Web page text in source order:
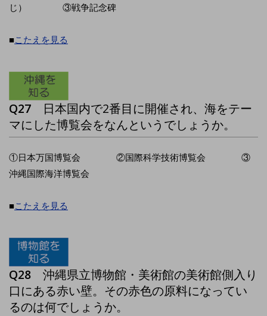
じ） ③戦争記念碑
■こたえを見る
Q27
日本国内で2番目に開催され、海をテー
マにした博覧会をなんというでしょうか。
①日本万国博覧会 ②国際科学技術博覧会 ③
沖縄国際海洋博覧会
■こたえを見る
Q28 沖縄県立博物館・美術館の美術館側入り
口にある赤い壁。その赤色の原料になってい
るのは何でしょうか。